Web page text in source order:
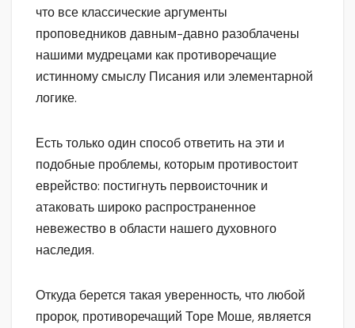
что все классические аргументы
проповедников давным-давно разоблачены
нашими мудрецами как противоречащие
истинному смыслу Писания или элементарной
логике.
Есть только один способ ответить на эти и
подобные проблемы, которым противостоит
еврейство: постигнуть первоисточник и
атаковать широко распространенное
невежество в области нашего духовного
наследия.
Откуда берется такая уверенность, что любой
пророк, противоречащий Торе Моше, является